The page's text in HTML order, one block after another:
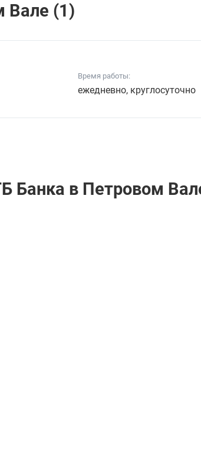
Вале (1)
Время работы:
ежедневно, круглосуточно
Банкa в Петровом